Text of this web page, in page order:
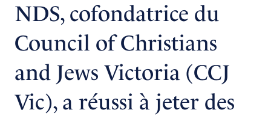
NDS, cofondatrice du
Council of Christians
and Jews Victoria (CCJ
Vic), a réussi à jeter des